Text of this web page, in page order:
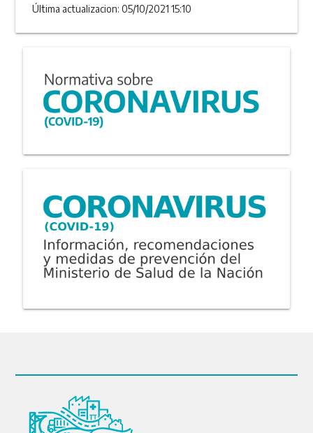
Última actualizacion: 05/10/2021 15:10